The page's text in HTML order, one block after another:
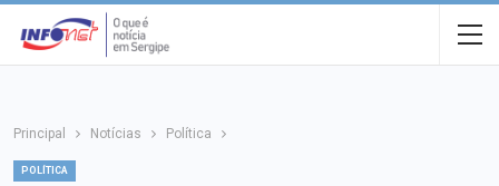
Principal Notícias Política
POLÍTICA